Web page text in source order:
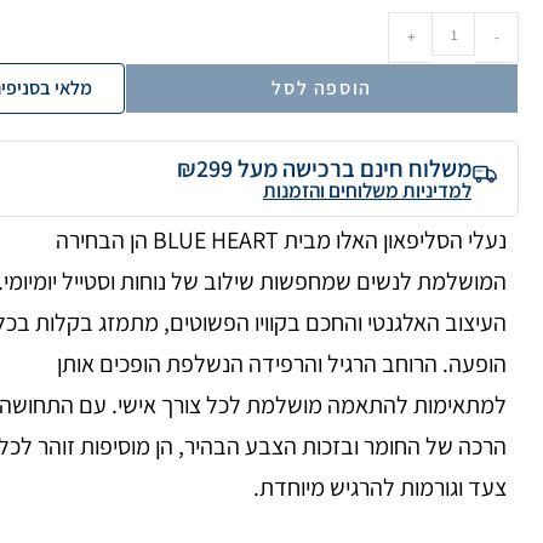
-
+
הוספה לסל מלאי
משלוח חינם ברכישה מעל ₪299
למדיניות משלוחים והזמנות
נעלי הסליפאון האלו מבית BLUE HEART הן הבחירה
המושלמת לנשים שמחפשות שילוב של נוחות וסטייל
העיצוב האלגנטי והחכם בקוויו הפשוטים, מתמזג בקלות
הופעה. הרוחב הרגיל והרפידה הנשלפת הופכים אותן
למתאימות להתאמה מושלמת לכל צורך אישי. עם התחושה
הרכה של החומר ובזכות הצבע הבהיר, הן מוסיפות זוהר
צעד וגורמות להרגיש מיוחדת.